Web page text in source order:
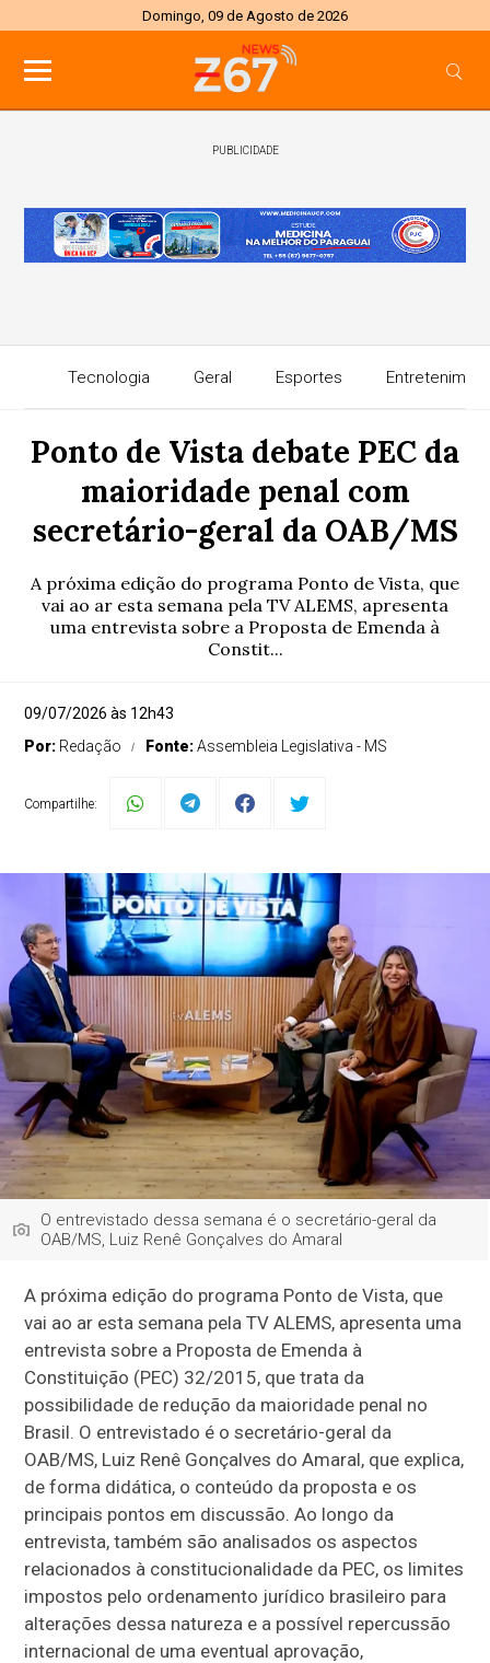
Domingo, 09 de Agosto de 2026
PUBLICIDADE
Tecnologia Geral Esportes
Ponto de Vista debate PEC da
maioridade penal com
secretário-geral da OAB/MS
A próxima edição do programa Ponto de Vista, que
vai ao ar esta semana pela TV ALEMS, apresenta
uma entrevista sobre a Proposta de Emenda à
Constit...
09/07/2026 às 12h43
Por: Redação Fonte:Assembleia Legislativa - MS
Compartilhe:
O entrevistado dessa semana é o secretário-geral da
OAB/MS, Luiz Renê Gonçalves do Amaral
A próxima edição do programa Ponto de Vista, que
vai ao ar esta semana pela TV ALEMS, apresenta uma
entrevista sobre a Proposta de Emenda à
Constituição (PEC) 32/2015, que trata da
possibilidade de redução da maioridade penal no
Brasil. O entrevistado é o secretário-geral da
OAB/MS, Luiz Renê Gonçalves do Amaral, que explica,
de forma didática, o conteúdo da proposta e os
principais pontos em discussão. Ao longo da
entrevista, também são analisados os aspectos
relacionados à constitucionalidade da PEC, os limites
impostos pelo ordenamento jurídico brasileiro para
alterações dessa natureza e a possível repercussão
internacional de uma eventual aprovação,